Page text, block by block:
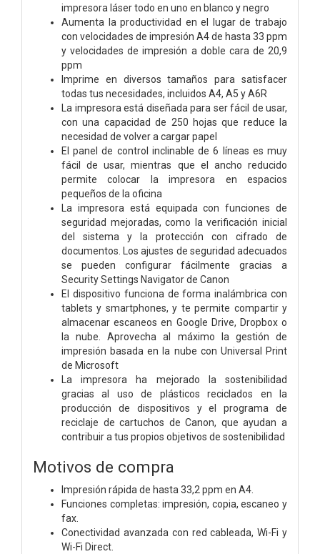
impresora láser todo en uno en blanco y negro
Aumenta la productividad en el lugar de trabajo
con velocidades de impresión A4 de hasta 33 ppm
y velocidades de impresión a doble cara de 20,9
ppm
Imprime en diversos tamaños para satisfacer
todas tus necesidades, incluidos A4, A5 y A6R
La impresora está diseñada para ser fácil de usar,
con una capacidad de 250 hojas que reduce la
necesidad de volver a cargar papel
El panel de control inclinable de 6 líneas es muy
fácil de usar, mientras que el ancho reducido
permite colocar la impresora en espacios
pequeños de la oficina
La impresora está equipada con funciones de
seguridad mejoradas, como la verificación inicial
del sistema y la protección con cifrado de
documentos. Los ajustes de seguridad adecuados
se pueden configurar fácilmente gracias a
Security Settings Navigator de Canon
El dispositivo funciona de forma inalámbrica con
tablets y smartphones, y te permite compartir y
almacenar escaneos en Google Drive, Dropbox o
la nube. Aprovecha al máximo la gestión de
impresión basada en la nube con Universal Print
de Microsoft
La impresora ha mejorado la sostenibilidad
gracias al uso de plásticos reciclados en la
producción de dispositivos y el programa de
reciclaje de cartuchos de Canon, que ayudan a
contribuir a tus propios objetivos de sostenibilidad
Motivos de compra
Impresión rápida de hasta 33,2 ppm en A4.
Funciones completas: impresión, copia, escaneo y
fax.
Conectividad avanzada con red cableada, Wi-Fi y
Wi-Fi Direct.